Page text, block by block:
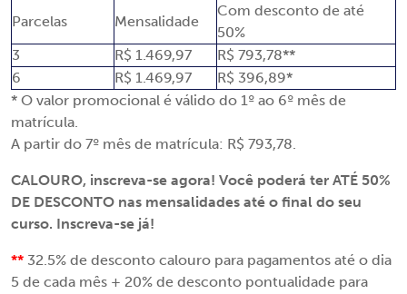
Parcelas Mensalidade
Com desconto de até
50%
3
R$ 1.469,97
R$ 793,78**
6
R$ 1.469,97
R$ 396,89*
* O valor promocional é válido do 1º ao 6º mês de
matrícula.
A partir do 7º mês de matrícula: R$ 793,78.
CALOURO, inscreva-se agora! Você poderá ter ATÉ 50%
DE DESCONTO nas mensalidades até o final do seu
curso. Inscreva-se já!
** 32.5% de desconto calouro para pagamentos até o dia
5 de cada mês + 20% de desconto pontualidade para